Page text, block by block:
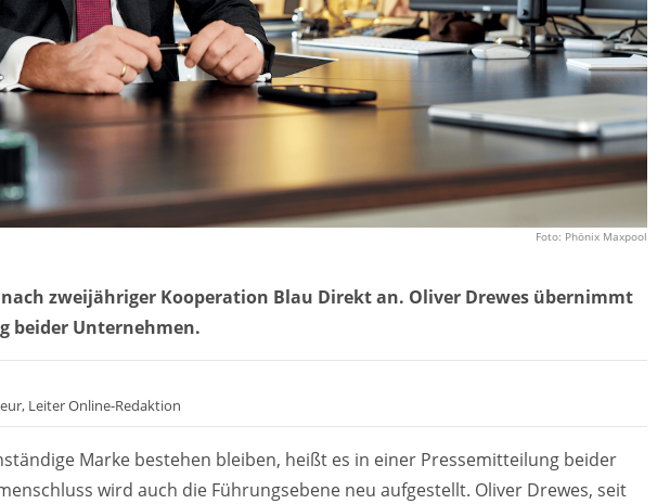
Foto: Phönix Maxpool
zweijähriger Kooperation Blau Direkt an. Oliver Drewes übernimmt
beider Unternehmen.
Leiter Online-Redaktion
Marke bestehen bleiben, heißt es in einer Pressemitteilung beider
wird auch die Führungsebene neu aufgestellt. Oliver Drewes, seit